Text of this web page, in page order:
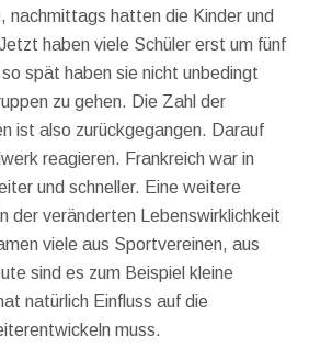
nachmittags hatten die Kinder und
haben viele Schüler erst um fünf
spät haben sie nicht unbedingt
zu gehen. Die Zahl der
ist also zurückgegangen. Darauf
reagieren. Frankreich war in
und schneller. Eine weitere
der veränderten Lebenswirklichkeit
viele aus Sportvereinen, aus
sind es zum Beispiel kleine
natürlich Einfluss auf die
muss.